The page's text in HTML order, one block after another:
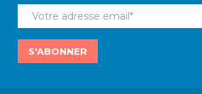
S'ABONNER